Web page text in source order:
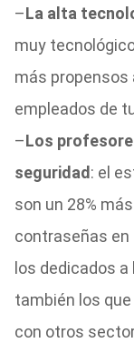
–La alta
muy
más propensos
empleados de
–Los
seguridad : el
son un 28%
contraseñas en
los dedicados
también los
con otros